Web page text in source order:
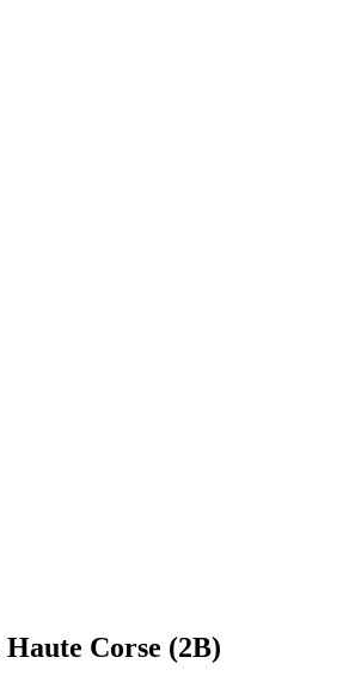
Corse (2B)